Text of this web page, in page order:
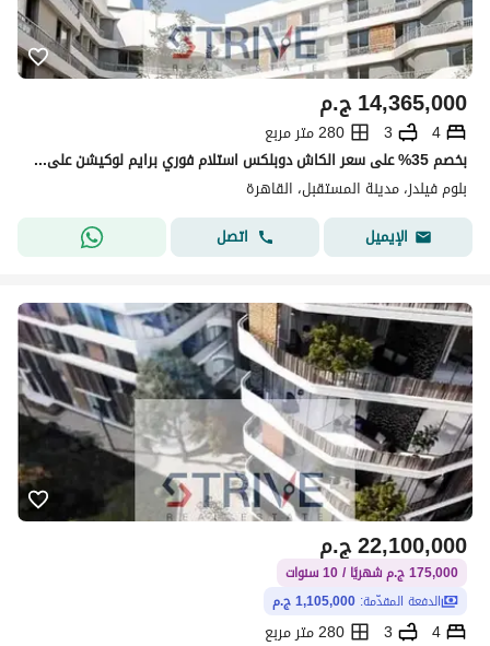
ج.م14,365,000
4
3
280 متر مربع
بخصم 35% على سعر الكاش دوبلكس استلام فوري برايم لوكيشن على فيو مفتوح دايركت على لاند سكيب في كمبوند "بلوم فيلدز" (Bloom Fields)
بلوم فيلدز، مدينة المستقبل، القاهرة
الإيميل
اتصل
ج.م22,100,000
175,000 ج.م شهريًا / 10 سنوات
الدفعة المقدّمة: 1,105,000 ج.م
4
3
280 متر مربع